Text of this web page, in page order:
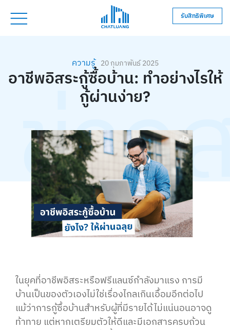
รับสิทธิพิเศษ
ความรู้ 20 กุมภาพันธ์ 2025
อาชีพอิสระกู้ซื้อบ้าน: ทำอย่างไรให้
กู้ผ่านง่าย?
ข่าว
ในยุคที่อาชีพอิสระหรือฟรีแลนซ์กำลังมาแรง การมี
บ้านเป็นของตัวเองไม่ใช่เรื่องไกลเกินเอื้อมอีกต่อไป
แม้ว่าการกู้ซื้อบ้านสำหรับผู้ที่มีรายได้ไม่แน่นอนอาจดู
ท้าทาย แต่หากเตรียมตัวให้ดีและมีเอกสารครบถ้วน